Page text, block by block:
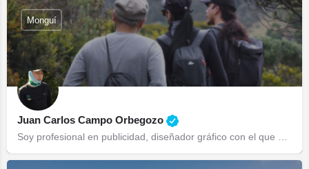
Juan Carlos Campo Orbegozo
Monguí